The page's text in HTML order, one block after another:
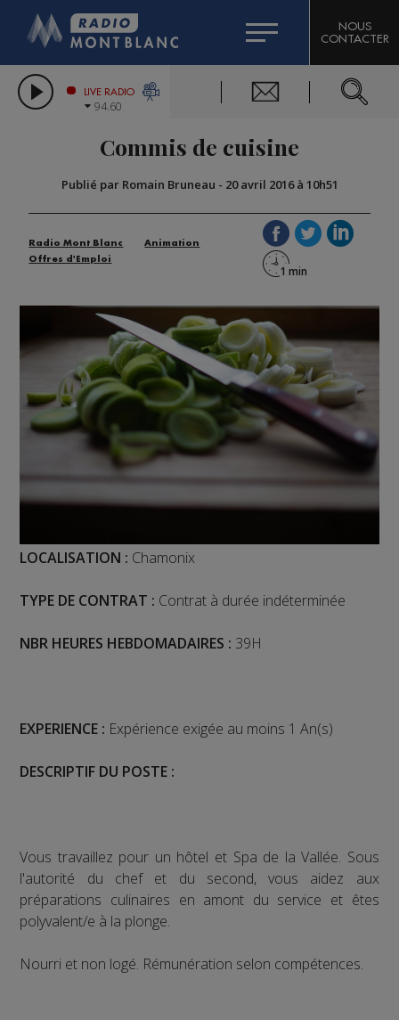
LES CHRONIQUES DE L'EXPERT
CITIZEN MACHINERY
GRAND MASSIF DOMAINES SKIABLES
BIGARD
COMPAGNIE DU MONT-BLANC
NOUS
CONTACTER
LIVE RADIO
94.60
Commis de cuisine
Publié par Romain Bruneau - 20 avril 2016 à 10h51
Radio Mont Blanc
Animation
Offres d'Emploi
LOCALISATION : Chamonix
TYPE DE CONTRAT : Contrat à durée indéterminée
NBR HEURES HEBDOMADAIRES : 39H
EXPERIENCE : Expérience exigée au moins 1 An(s)
DESCRIPTIF DU POSTE :
Vous travaillez pour un hôtel et Spa de la Vallée. Sous
l'autorité du chef et du second, vous aidez aux
préparations culinaires en amont du service et êtes
polyvalent/e à la plonge.
Nourri et non logé. Rémunération selon compétences.